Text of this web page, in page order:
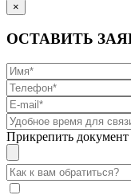
×
ОСТАВИТЬ
Прикрепить документ